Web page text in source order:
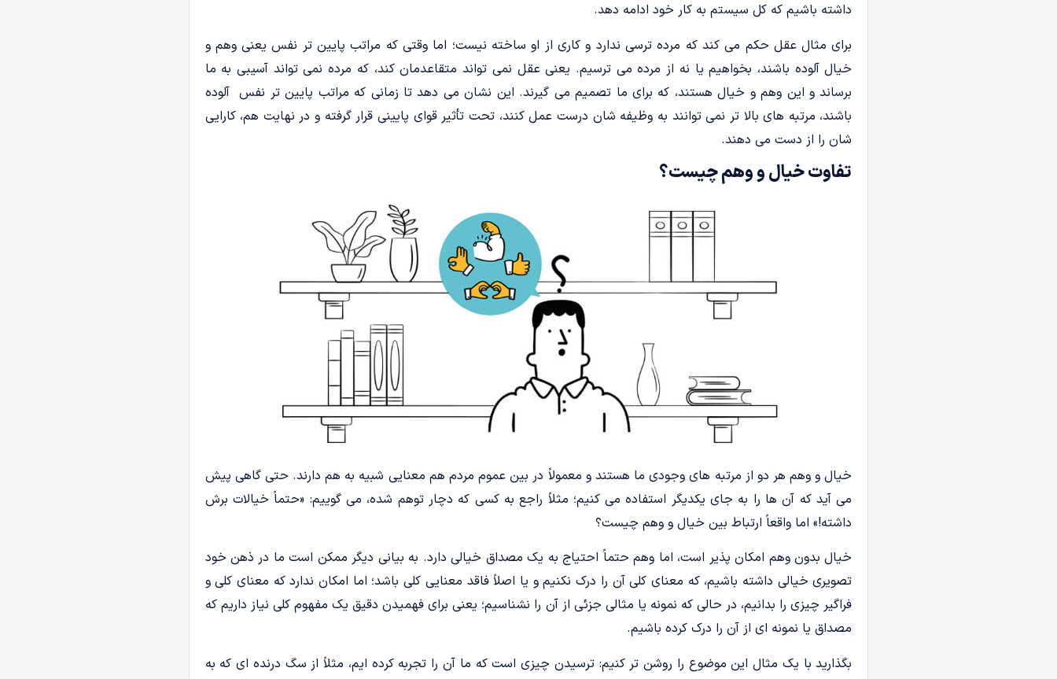
داشته باشیم که کل سیستم به کار خود ادامه دهد.
برای مثال عقل حکم می کند که مرده ترسی ندارد و کاری از او ساخته نیست؛ اما وقتی که مراتب پایین تر نفس یعنی وهم و
خیال آلوده باشند، بخواهیم یا نه از مرده می ترسیم. یعنی عقل نمی تواند متقاعدمان کند، که مرده نمی تواند آسیبی به ما
برساند و این وهم و خیال هستند، که برای ما تصمیم می گیرند. این نشان می دهد تا زمانی که مراتب پایین تر نفس آلوده
باشند، مرتبه های بالا تر نمی توانند به وظیفه شان درست عمل کنند، تحت تأثیر قوای پایینی قرار گرفته و در نهایت هم، کارایی
شان را از دست می دهند.
تفاوت خیال و وهم چیست؟
خیال و وهم هر دو از مرتبه های وجودی ما هستند و معمولاً در بین عموم مردم هم معنایی شبیه به هم دارند. حتی گاهی پیش
می آید که آن ها را به جای یکدیگر استفاده می کنیم؛ مثلاً راجع به کسی که دچار توهم شده، می گوییم: «حتماً خیالات برش
داشته!» اما واقعاً ارتباط بین خیال و وهم چیست؟
خیال بدون وهم امکان پذیر است، اما وهم حتماً احتیاج به یک مصداق خیالی دارد. به بیانی دیگر ممکن است ما در ذهن خود
تصویری خیالی داشته باشیم، که معنای کلی آن را درک نکنیم و یا اصلاً فاقد معنایی کلی باشد؛ اما امکان ندارد که معنای کلی و
فراگیر چیزی را بدانیم، در حالی که نمونه یا مثالی جزئی از آن را نشناسیم؛ یعنی برای فهمیدن دقیق یک مفهوم کلی نیاز داریم که
مصداق یا نمونه ای از آن را درک کرده باشیم.
بگذارید با یک مثال این موضوع را روشن­ تر کنیم: ترسیدن چیزی است که ما آن را تجربه کرده ایم، مثلاً از سگ درنده ای که به